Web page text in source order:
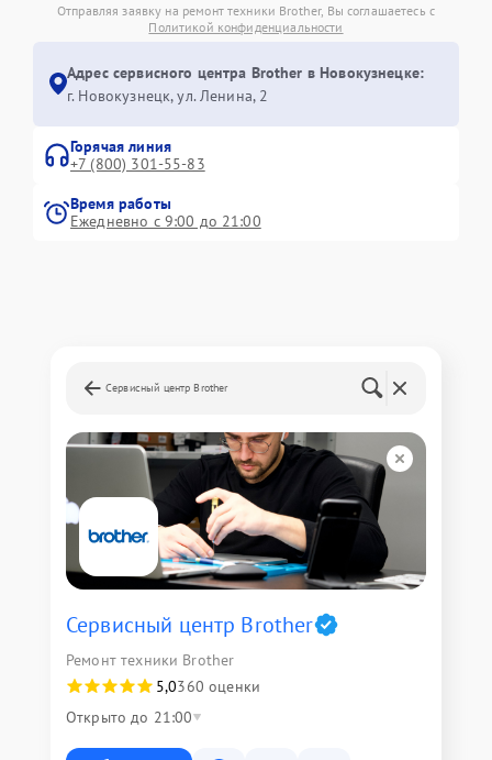
Отправляя заявку на ремонт техники Brother, Вы соглашаетесь с
Политикой конфиденциальности
Адрес сервисного центра Brother в Новокузнецке:
г. Новокузнецк, ул. Ленина, 2
Горячая линия
+7 (800) 301-55-83
Время работы
Ежедневно с 9:00 до 21:00
Сервисный центр Brother
Сервисный центр Brother
Ремонт техники Brother
5,0360 оценки
Открыто до 21:00